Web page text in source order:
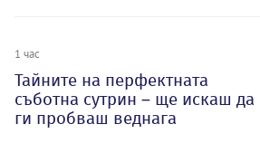
1 час
Тайните на перфектната
съботна сутрин – ще искаш да
ги пробваш веднага